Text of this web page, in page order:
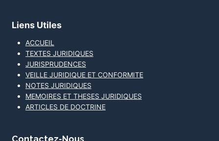
Liens Utiles
ACCUEIL
TEXTES JURIDIQUES
JURISPRUDENCES
VEILLE JURIDIQUE ET CONFORMITE
NOTES JURIDIQUES
MEMOIRES ET THESES JURIDIQUES
ARTICLES DE DOCTRINE
Contactez-Nous